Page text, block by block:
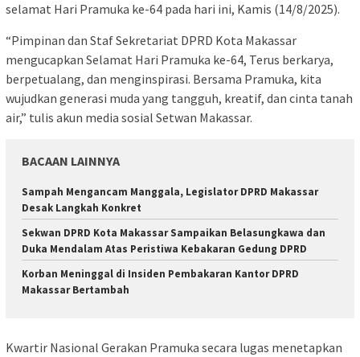
selamat Hari Pramuka ke-64 pada hari ini, Kamis (14/8/2025).
“Pimpinan dan Staf Sekretariat DPRD Kota Makassar
mengucapkan Selamat Hari Pramuka ke-64, Terus berkarya,
berpetualang, dan menginspirasi. Bersama Pramuka, kita
wujudkan generasi muda yang tangguh, kreatif, dan cinta tanah
air,” tulis akun media sosial Setwan Makassar.
BACAAN LAINNYA
Sampah Mengancam Manggala, Legislator DPRD Makassar
Desak Langkah Konkret
Sekwan DPRD Kota Makassar Sampaikan Belasungkawa dan
Duka Mendalam Atas Peristiwa Kebakaran Gedung DPRD
Korban Meninggal di Insiden Pembakaran Kantor DPRD
Makassar Bertambah
Kwartir Nasional Gerakan Pramuka secara lugas menetapkan